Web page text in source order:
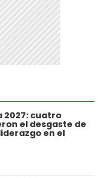
2027: cuatro
el desgaste de
en el